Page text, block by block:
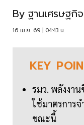
By ฐานเศรษฐกิจ
16 เม.ย. 69 | 04:43 น.
KEY
รมว. พลังงา
ใช้มาตรการ
ขณะนี้